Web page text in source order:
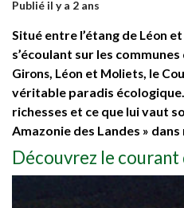
Publié il y a 2 ans
Situé entre l’étang de Léon et
s’écoulant sur les communes
Girons, Léon et Moliets, le
véritable paradis
richesses et ce que lui vaut
Amazonie des Landes »
Découvrez le courant